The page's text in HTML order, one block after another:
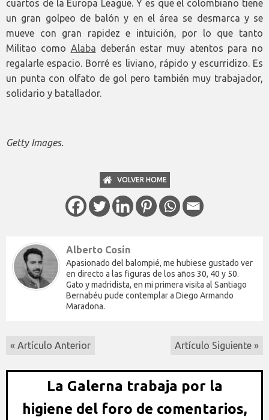
cuartos de la Europa League. Y es que el colombiano tiene
un gran golpeo de balón y en el área se desmarca y se
mueve con gran rapidez e intuición, por lo que tanto
Militao como Alaba deberán estar muy atentos para no
regalarle espacio. Borré es liviano, rápido y escurridizo. Es
un punta con olfato de gol pero también muy trabajador,
solidario y batallador.
Getty Images.
VOLVER HOME
Alberto Cosín
Apasionado del balompié, me hubiese gustado ver
en directo a las figuras de los años 30, 40 y 50.
Gato y madridista, en mi primera visita al Santiago
Bernabéu pude contemplar a Diego Armando
Maradona.
« Artículo Anterior Artículo Siguiente »
La Galerna trabaja por la
higiene del foro de comentarios,